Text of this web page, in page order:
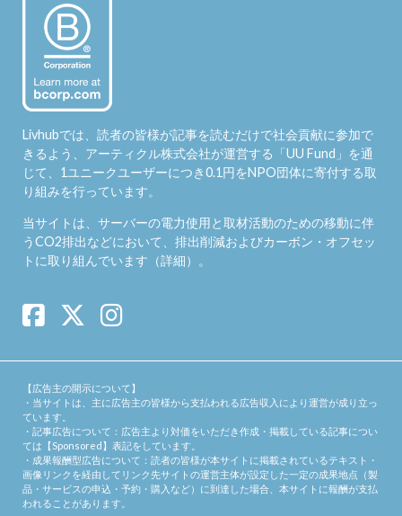
Livhubでは、読者の皆様が記事を読むだけで社会貢献に参加で
きるよう、アーティクル株式会社が運営する「UU Fund 」を通
じて、1ユニークユーザーにつき0.1円をNPO団体に寄付する取
り組みを行っています。
当サイトは、サーバーの電力使用と取材活動のための移動に伴
うCO2排出などにおいて、排出削減およびカーボン・オフセッ
トに取り組んでいます（詳細）。
【広告主の開示について】
・当サイトは、主に広告主の皆様から支払われる広告収入により運営が成り立っ
ています。
・記事広告について：広告主より対価をいただき作成・掲載している記事につい
ては【Sponsored】表記をしています。
・成果報酬型広告について：読者の皆様が本サイトに掲載されているテキスト・
画像リンクを経由してリンク先サイトの運営主体が設定した一定の成果地点（製
品・サービスの申込・予約・購入など）に到達した場合、本サイトに報酬が支払
われることがあります。